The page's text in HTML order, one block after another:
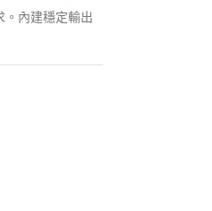
。內建穩定輸出